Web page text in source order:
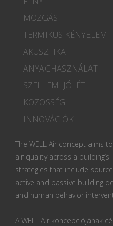
MOZGÁS
TERMIKUS KÉNYELEM
AKUSZTIKA
ANYAGHASZNÁLAT
SZELLEMI JÓLÉT
KÖZÖSSÉG
INNOVÁCIÓK
The WELL Air concept aims
air quality across a
strategies that include
active and passive building
and human behavior
A WELL Air koncepciójának